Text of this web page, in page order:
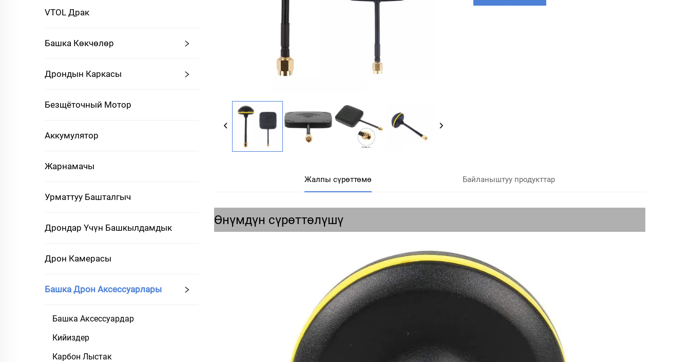
VTOL Драк
Башка Көкчөлөр
Дрондын Каркасы
Безщёточный Мотор
Аккумулятор
Жарнамачы
Урматтуу Башталгыч
Дрондар Үчүн Башкылдамдык
Дрон Камерасы
Башка Дрон Аксессуарлары
Башка Аксессуардар
Кийиздер
Карбон Лыстак
Жалпы сүрөттөмө Байланыштуу продукттар
Өнүмдүн сүрөттөлүшү